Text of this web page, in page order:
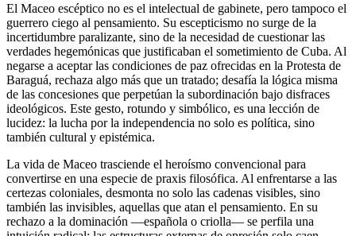
El Maceo escéptico no es el intelectual de gabinete, pero tampoco el
guerrero ciego al pensamiento. Su escepticismo no surge de la
incertidumbre paralizante, sino de la necesidad de cuestionar las
verdades hegemónicas que justificaban el sometimiento de Cuba. Al
negarse a aceptar las condiciones de paz ofrecidas en la Protesta de
Baraguá, rechaza algo más que un tratado; desafía la lógica misma
de las concesiones que perpetúan la subordinación bajo disfraces
ideológicos. Este gesto, rotundo y simbólico, es una lección de
lucidez: la lucha por la independencia no solo es política, sino
también cultural y epistémica.
La vida de Maceo trasciende el heroísmo convencional para
convertirse en una especie de praxis filosófica. Al enfrentarse a las
certezas coloniales, desmonta no solo las cadenas visibles, sino
también las invisibles, aquellas que atan el pensamiento. En su
rechazo a la dominación —española o criolla— se perfila una